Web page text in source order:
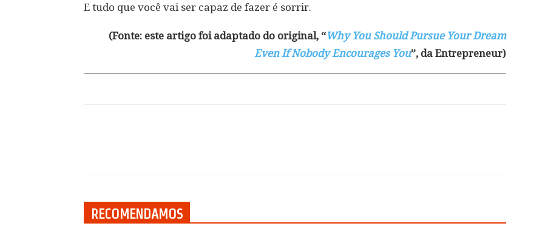
E tudo que você vai ser capaz de fazer é sorrir.
(Fonte: este artigo foi adaptado do original, “Why You Should Pursue Your Dream
Even If Nobody Encourages You”, da Entrepreneur)
RECOMENDAMOS